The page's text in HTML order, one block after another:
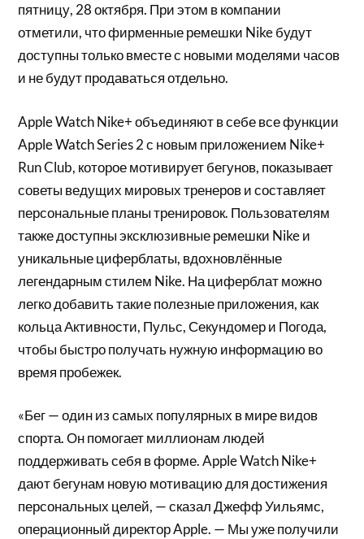
пятницу, 28 октября. При этом в компании
отметили, что фирменные ремешки Nike будут
доступны только вместе с новыми моделями часов
и не будут продаваться отдельно.
Apple Watch Nike+ объединяют в себе все функции
Apple Watch Series 2 с новым приложением Nike+
Run Club, которое мотивирует бегунов, показывает
советы ведущих мировых тренеров и составляет
персональные планы тренировок. Пользователям
также доступны эксклюзивные ремешки Nike и
уникальные циферблаты, вдохновлённые
легендарным стилем Nike. На циферблат можно
легко добавить такие полезные приложения, как
кольца Активности, Пульс, Секундомер и Погода,
чтобы быстро получать нужную информацию во
время пробежек.
«Бег — один из самых популярных в мире видов
спорта. Он помогает миллионам людей
поддерживать себя в форме. Apple Watch Nike+
дают бегунам новую мотивацию для достижения
персональных целей, — сказал Джефф Уильямс,
операционный директор Apple. — Мы уже получили